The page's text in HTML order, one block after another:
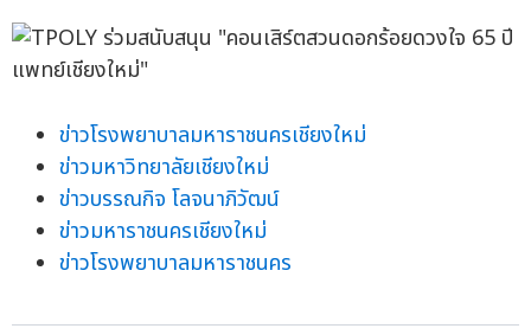
ข่าวโรงพยาบาลมหาราชนครเชียงใหม่
ข่าวมหาวิทยาลัยเชียงใหม่
ข่าวบรรณกิจ โลจนาภิวัฒน์
ข่าวมหาราชนครเชียงใหม่
ข่าวโรงพยาบาลมหาราชนคร